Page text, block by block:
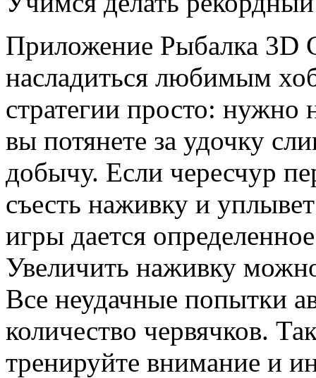
Приложение Рыбалка 3D
насладиться любимым
стратегии просто: нужно
вы потянете за удочку
добычу. Если чересчур
съесть наживку и
игры дается
Увеличить наживку
Все неудачные попытки
количество червячков.
тренируйте внимание и